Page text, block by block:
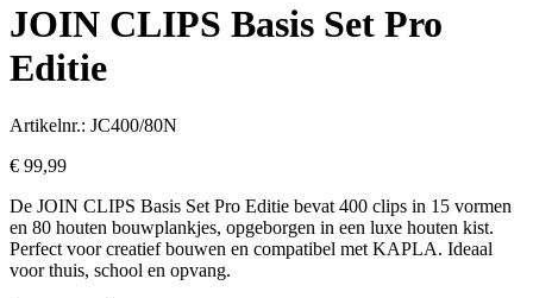
JOIN CLIPS Basis Set Pro
Editie
Artikelnr.: JC400/80N
€ 99,99
De JOIN CLIPS Basis Set Pro Editie bevat 400 clips in 15 vormen
en 80 houten bouwplankjes, opgeborgen in een luxe houten kist.
Perfect voor creatief bouwen en compatibel met KAPLA. Ideaal
voor thuis, school en opvang.